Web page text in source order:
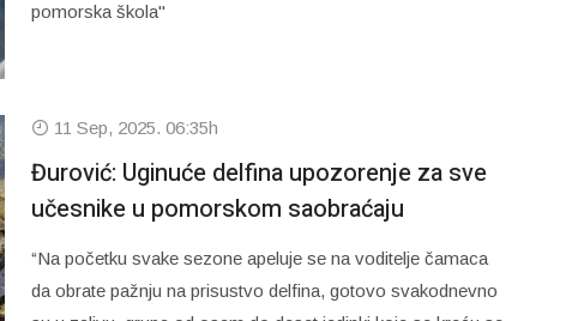
pomorska škola"
11 Sep, 2025. 06:35h
Đurović: Uginuće delfina upozorenje za sve
učesnike u pomorskom saobraćaju
“Na početku svake sezone apeluje se na voditelje čamaca
da obrate pažnju na prisustvo delfina, gotovo svakodnevno